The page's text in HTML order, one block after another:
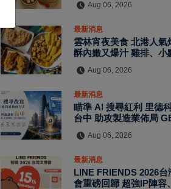
Aug 06, 2026
最新消息
雲林宵夜美食 北港人氣
酥內嫩又爆汁 雞排、小
Aug 06, 2026
最新消息
瞄準 AI 搜尋紅利 里德
台中 助攻製造業佈局
Aug 06, 2026
最新消息
LINE FRIENDS 2026台
會重磅回歸 超強IP陣容